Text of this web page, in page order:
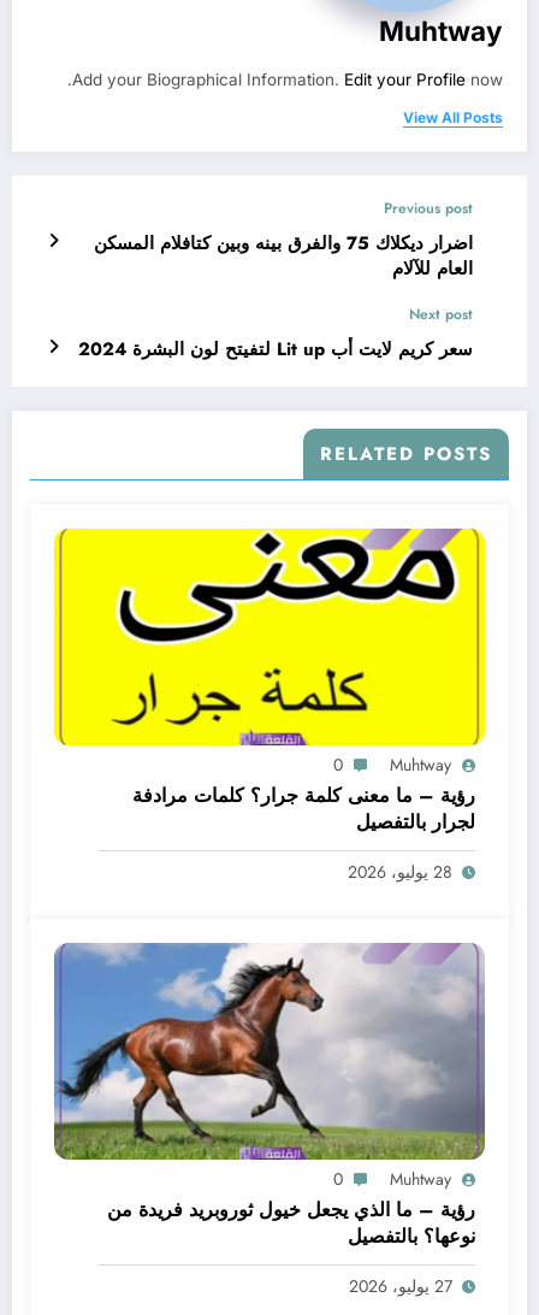
Muhtway
Add your Biographical Information. Edit your Profile now.
View All Posts
Previous post
اضرار ديكلاك 75 والفرق بينه وبين كتافلام المسكن
العام للآلام
Next post
سعر كريم لايت أب Lit up لتفيتح لون البشرة 2024
RELATED POSTS
Muhtway
0
رؤية – ما معنى كلمة جرار؟ كلمات مرادفة
لجرار بالتفصيل
28 يوليو، 2026
Muhtway
0
رؤية – ما الذي يجعل خيول ثوروبريد فريدة من
نوعها؟ بالتفصيل
27 يوليو، 2026